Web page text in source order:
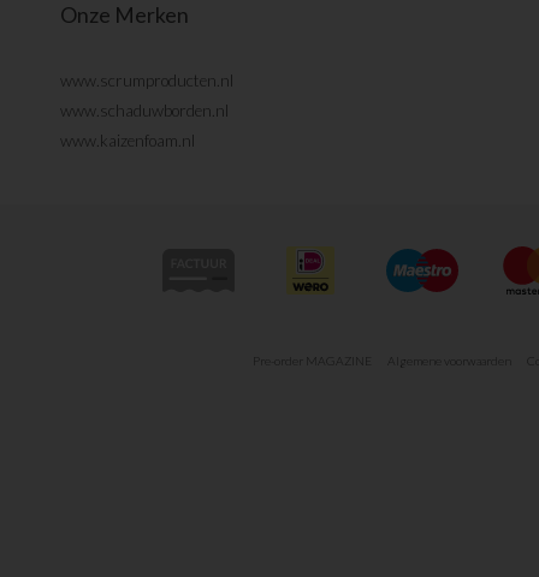
Onze Merken
www.scrumproducten.nl
www.schaduwborden.nl
www.kaizenfoam.nl
Pre-order MAGAZINE Algemene voorwaarden